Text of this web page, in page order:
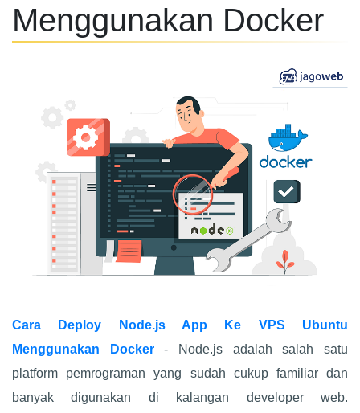
Menggunakan Docker
Cara Deploy Node.js App Ke VPS Ubuntu
Menggunakan Docker- Node.js adalah salah satu
platform pemrograman yang sudah cukup familiar dan
banyak digunakan di kalangan developer web.